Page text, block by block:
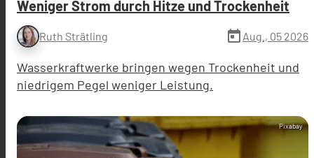
Weniger Strom durch Hitze und Trockenheit
Ruth Strätling today Aug., 05 2026
Wasserkraftwerke bringen wegen Trockenheit und
niedrigem Pegel weniger Leistung.
Pixabay